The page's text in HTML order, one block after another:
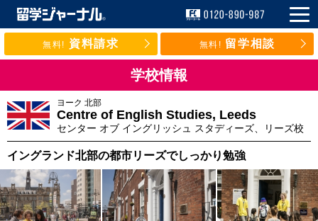
無料! 資料請求 無料! 留学相談
学校情報
ヨーク 北部
Centre of English Studies, Leeds
センター オブ イングリッシュ スタディーズ、リーズ校
イングランド北部の都市リーズでしっかり勉強